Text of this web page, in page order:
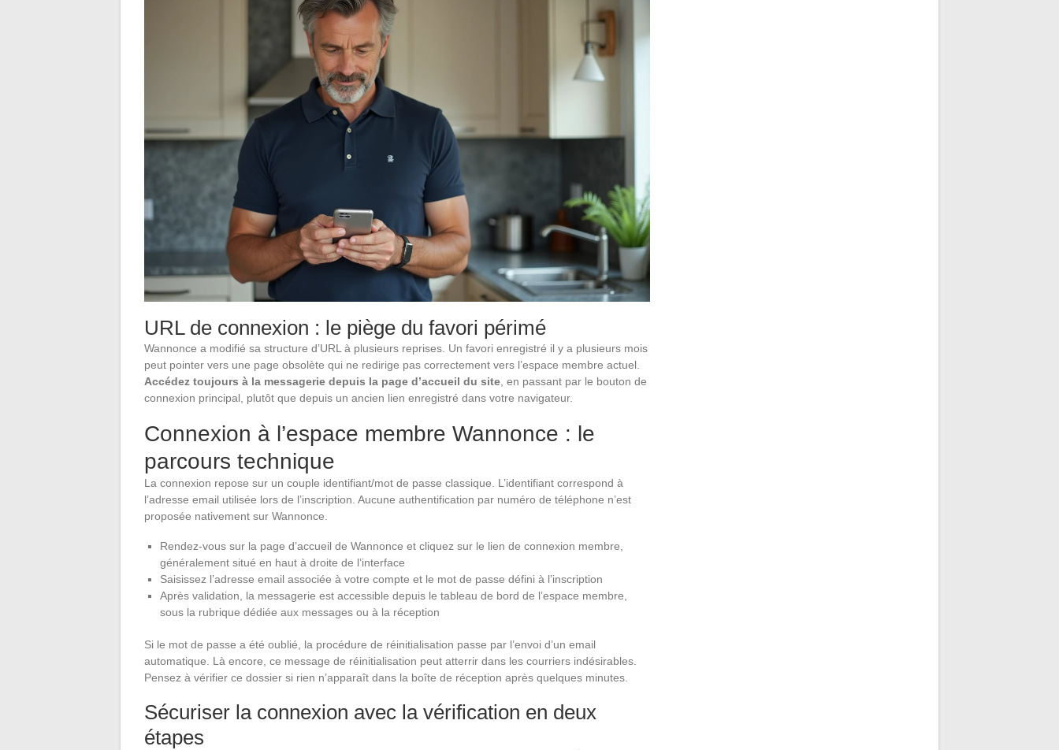
URL de connexion : le piège du favori périmé
Wannonce a modifié sa structure d’URL à plusieurs reprises. Un favori enregistré il y a plusieurs mois
peut pointer vers une page obsolète qui ne redirige pas correctement vers l’espace membre actuel.
Accédez toujours à la messagerie depuis la page d’accueil du site , en passant par le bouton de
connexion principal, plutôt que depuis un ancien lien enregistré dans votre navigateur.
Connexion à l’espace membre Wannonce : le
parcours technique
La connexion repose sur un couple identifiant/mot de passe classique. L’identifiant correspond à
l’adresse email utilisée lors de l’inscription. Aucune authentification par numéro de téléphone n’est
proposée nativement sur Wannonce.
Rendez-vous sur la page d’accueil de Wannonce et cliquez sur le lien de connexion membre,
généralement situé en haut à droite de l’interface
Saisissez l’adresse email associée à votre compte et le mot de passe défini à l’inscription
Après validation, la messagerie est accessible depuis le tableau de bord de l’espace membre,
sous la rubrique dédiée aux messages ou à la réception
Si le mot de passe a été oublié, la procédure de réinitialisation passe par l’envoi d’un email
automatique. Là encore, ce message de réinitialisation peut atterrir dans les courriers indésirables.
Pensez à vérifier ce dossier si rien n’apparaît dans la boîte de réception après quelques minutes.
Sécuriser la connexion avec la vérification en deux
étapes